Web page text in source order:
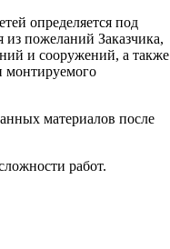
индивидуально
индивидуально
определяется под
пожеланий Заказчика,
и сооружений, а также
монтируемого
материалов после
работ.